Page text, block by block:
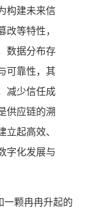
构建未来信
改等特性，
数据分布存
可靠性，其
减少信任成
供应链的溯
立起高效、
字化发展与
一颗冉冉升起的